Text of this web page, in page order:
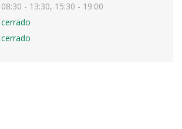
08:30 - 13:30, 15:30 - 19:00
cerrado
cerrado